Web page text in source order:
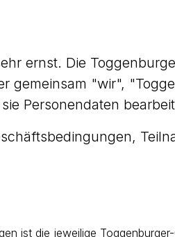
ernst. Die
gemeinsam "wir",
Personendaten
ist die jeweilige